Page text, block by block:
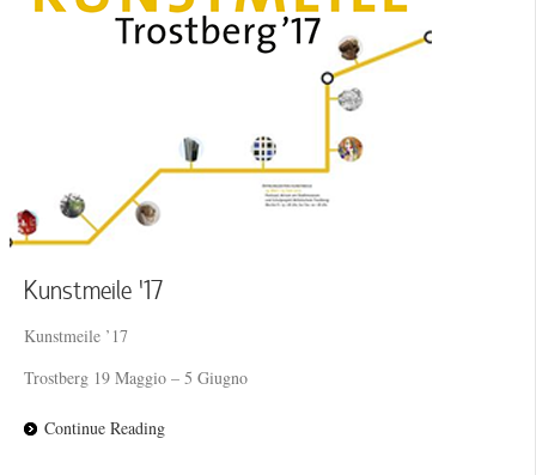
Kunstmeile ’17
Kunstmeile ’17
Trostberg 19 Maggio – 5 Giugno
Continue Reading